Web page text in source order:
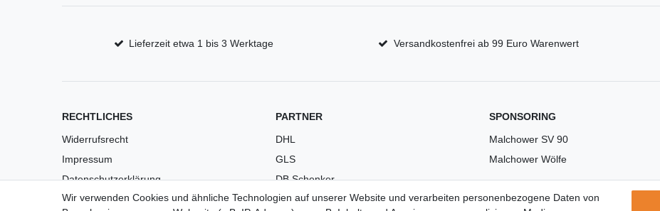
Lieferzeit etwa 1 bis 3 Werktage Versandkostenfrei ab 99 Euro Warenwert
RECHTLICHES
Widerrufsrecht
Impressum
Datenschutzerklärung
AGB
PARTNER
DHL
GLS
DB Schenker
PaketPLUS
SPONSORING
Malchower SV 90
Malchower Wölfe
Wir verwenden Cookies und ähnliche Technologien auf unserer Website und verarbeiten personenbezogene Daten von